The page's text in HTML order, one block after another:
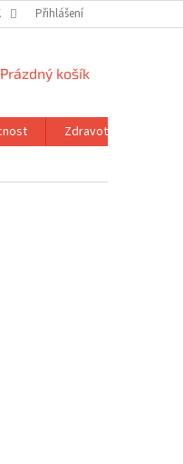
REKLAMAČNÍ ŘÁD
Přihlášení
NÁKUPNÍ
Prázdný košík
Zdravotní potřeby